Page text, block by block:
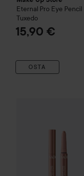
Eternal Pro Eye Pencil
Tuxedo
15,90 €
OSTA